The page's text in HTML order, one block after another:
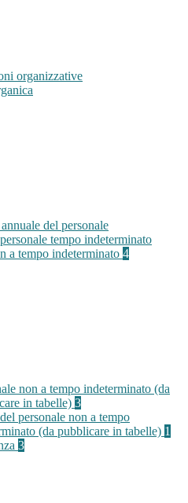
organizzative
del personale
tempo indeterminato
a tempo indeterminato 4
non a tempo indeterminato (da
in tabelle) 3
personale non a tempo
(da pubblicare in tabelle) 1
3